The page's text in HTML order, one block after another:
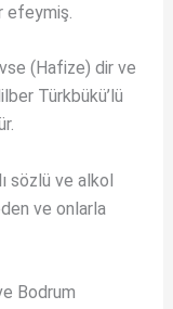
efeymiş.
(Hafize) dir ve
Türkbükü’lü
sözlü ve alkol
ve onlarla
Bodrum